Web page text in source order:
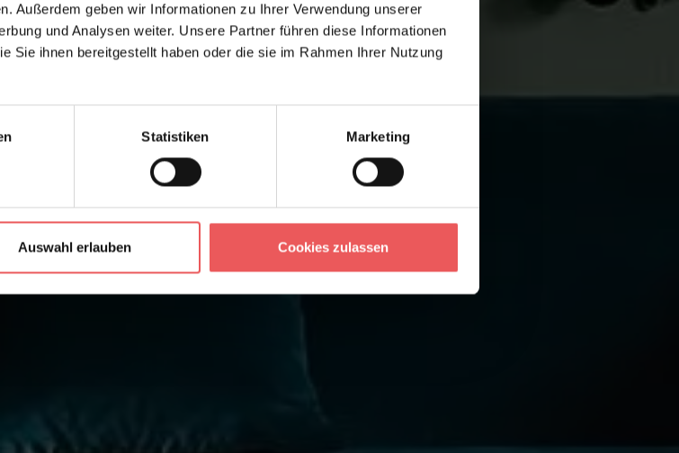
Außerdem geben wir Informationen zu Ihrer Verwendung unserer
und Analysen weiter. Unsere Partner führen diese Informationen
Sie ihnen bereitgestellt haben oder die sie im Rahmen Ihrer Nutzung
Statistiken Marketing
Auswahl erlauben Cookies zulassen